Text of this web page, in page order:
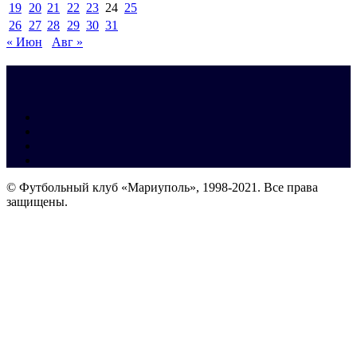
19 20 21 22 23 24 25
26 27 28 29 30 31
« Июн
Авг »
© Футбольный клуб «Мариуполь», 1998-2021. Все права
защищены.